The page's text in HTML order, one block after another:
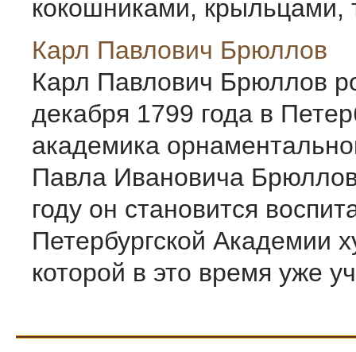
кокошниками, крыльцами,
Карл Павлович Брюллов
Карл Павлович Брюллов
декабря 1799 года в
академика
Павла Ивановича
году он становится
Петербургской Академии
которой в это время уже